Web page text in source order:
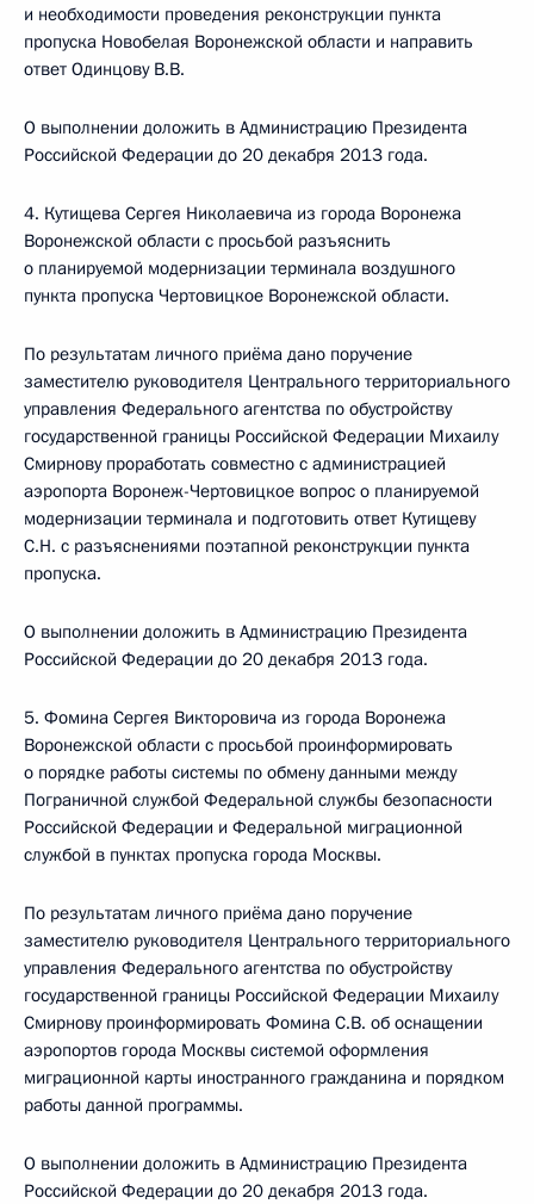
и необходимости проведения реконструкции пункта
пропуска Новобелая Воронежской области и направить
ответ Одинцову В.В.
О выполнении доложить в Администрацию Президента
Российской Федерации до 20 декабря 2013 года.
4. Кутищева Сергея Николаевича из города Воронежа
Воронежской области с просьбой разъяснить
о планируемой модернизации терминала воздушного
пункта пропуска Чертовицкое Воронежской области.
По результатам личного приёма дано поручение
заместителю руководителя Центрального территориального
управления Федерального агентства по обустройству
государственной границы Российской Федерации Михаилу
Смирнову проработать совместно с администрацией
аэропорта Воронеж-Чертовицкое вопрос о планируемой
модернизации терминала и подготовить ответ Кутищеву
С.Н. с разъяснениями поэтапной реконструкции пункта
пропуска.
О выполнении доложить в Администрацию Президента
Российской Федерации до 20 декабря 2013 года.
5. Фомина Сергея Викторовича из города Воронежа
Воронежской области с просьбой проинформировать
о порядке работы системы по обмену данными между
Пограничной службой Федеральной службы безопасности
Российской Федерации и Федеральной миграционной
службой в пунктах пропуска города Москвы.
По результатам личного приёма дано поручение
заместителю руководителя Центрального территориального
управления Федерального агентства по обустройству
государственной границы Российской Федерации Михаилу
Смирнову проинформировать Фомина С.В. об оснащении
аэропортов города Москвы системой оформления
миграционной карты иностранного гражданина и порядком
работы данной программы.
О выполнении доложить в Администрацию Президента
Российской Федерации до 20 декабря 2013 года.